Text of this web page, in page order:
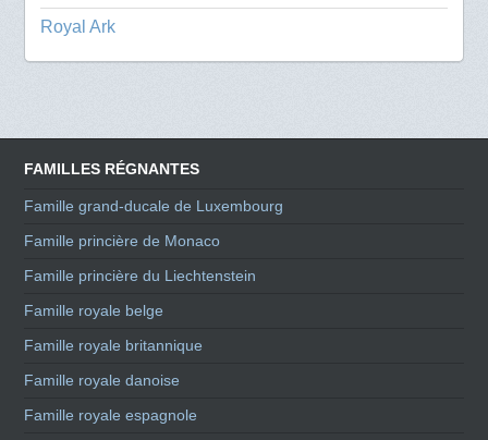
Royal Ark
FAMILLES RÉGNANTES
Famille grand-ducale de Luxembourg
Famille princière de Monaco
Famille princière du Liechtenstein
Famille royale belge
Famille royale britannique
Famille royale danoise
Famille royale espagnole